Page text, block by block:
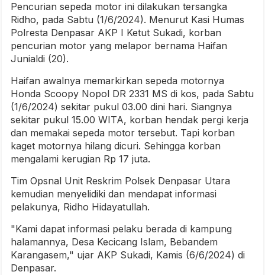
Pencurian sepeda motor ini dilakukan tersangka
Ridho, pada Sabtu (1/6/2024). Menurut Kasi Humas
Polresta Denpasar AKP I Ketut Sukadi, korban
pencurian motor yang melapor bernama Haifan
Junialdi (20).
Haifan awalnya memarkirkan sepeda motornya
Honda Scoopy Nopol DR 2331 MS di kos, pada Sabtu
(1/6/2024) sekitar pukul 03.00 dini hari. Siangnya
sekitar pukul 15.00 WITA, korban hendak pergi kerja
dan memakai sepeda motor tersebut. Tapi korban
kaget motornya hilang dicuri. Sehingga korban
mengalami kerugian Rp 17 juta.
Tim Opsnal Unit Reskrim Polsek Denpasar Utara
kemudian menyelidiki dan mendapat informasi
pelakunya, Ridho Hidayatullah.
"Kami dapat informasi pelaku berada di kampung
halamannya, Desa Kecicang Islam, Bebandem
Karangasem," ujar AKP Sukadi, Kamis (6/6/2024) di
Denpasar.